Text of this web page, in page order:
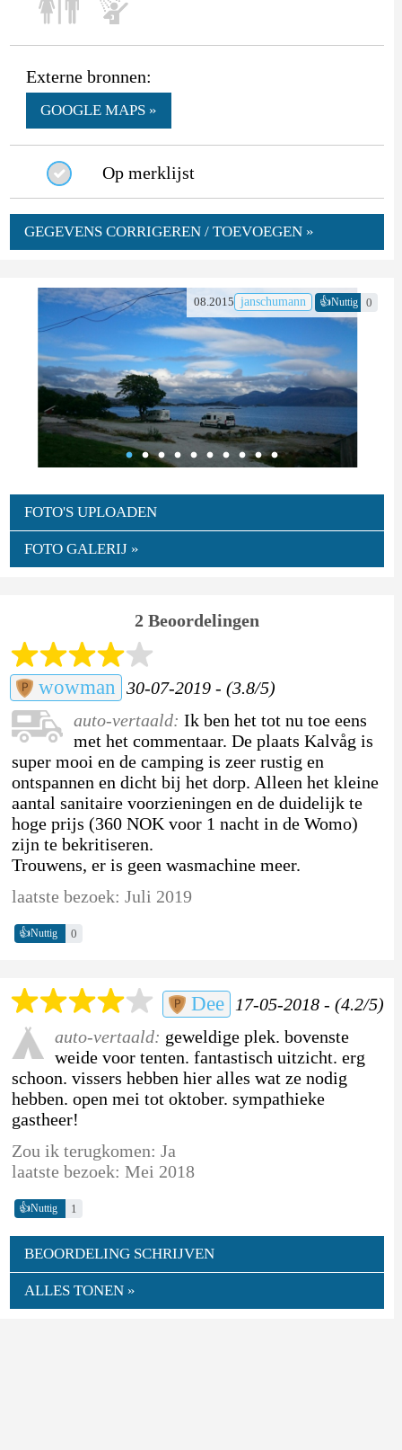
Externe bronnen:
GOOGLE MAPS »
Op merklijst
GEGEVENS CORRIGEREN / TOEVOEGEN »
08.2015 janschumann 👍Nuttig 0
FOTO'S UPLOADEN
FOTO GALERIJ »
2 Beoordelingen
wowman
30-07-2019 - (3.8/5)
auto-vertaald: Ik ben het tot nu toe eens
met het commentaar. De plaats Kalvåg is
super mooi en de camping is zeer rustig en
ontspannen en dicht bij het dorp. Alleen het kleine
aantal sanitaire voorzieningen en de duidelijk te
hoge prijs (360 NOK voor 1 nacht in de Womo)
zijn te bekritiseren.
Trouwens, er is geen wasmachine meer.
laatste bezoek: Juli 2019
👍Nuttig 0
Dee
17-05-2018 - (4.2/5)
auto-vertaald: geweldige plek. bovenste
weide voor tenten. fantastisch uitzicht. erg
schoon. vissers hebben hier alles wat ze nodig
hebben. open mei tot oktober. sympathieke
gastheer!
Zou ik terugkomen: Ja
laatste bezoek: Mei 2018
👍Nuttig 1
BEOORDELING SCHRIJVEN
ALLES TONEN »